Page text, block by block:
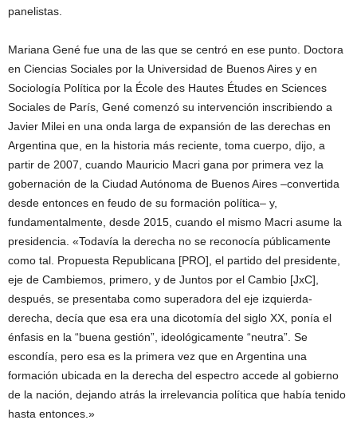
panelistas.
Mariana Gené fue una de las que se centró en ese punto. Doctora
en Ciencias Sociales por la Universidad de Buenos Aires y en
Sociología Política por la École des Hautes Études en Sciences
Sociales de París, Gené comenzó su intervención inscribiendo a
Javier Milei en una onda larga de expansión de las derechas en
Argentina que, en la historia más reciente, toma cuerpo, dijo, a
partir de 2007, cuando Mauricio Macri gana por primera vez la
gobernación de la Ciudad Autónoma de Buenos Aires –convertida
desde entonces en feudo de su formación política– y,
fundamentalmente, desde 2015, cuando el mismo Macri asume la
presidencia. «Todavía la derecha no se reconocía públicamente
como tal. Propuesta Republicana [PRO], el partido del presidente,
eje de Cambiemos, primero, y de Juntos por el Cambio [JxC],
después, se presentaba como superadora del eje izquierda-
derecha, decía que esa era una dicotomía del siglo XX, ponía el
énfasis en la “buena gestión”, ideológicamente “neutra”. Se
escondía, pero esa es la primera vez que en Argentina una
formación ubicada en la derecha del espectro accede al gobierno
de la nación, dejando atrás la irrelevancia política que había tenido
hasta entonces.»